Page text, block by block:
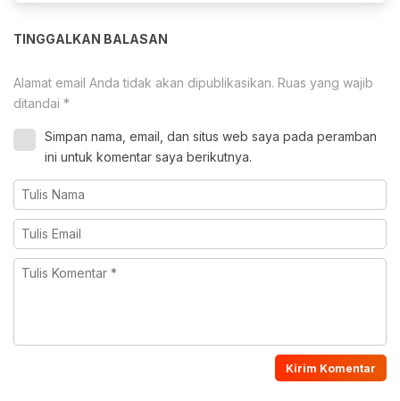
TINGGALKAN BALASAN
Alamat email Anda tidak akan dipublikasikan. Ruas yang wajib
ditandai *
Simpan nama, email, dan situs web saya pada peramban
ini untuk komentar saya berikutnya.